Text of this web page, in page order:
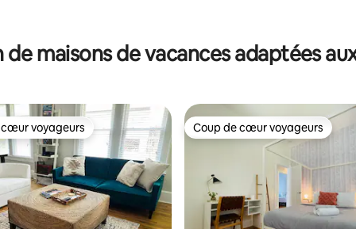
de maisons de vacances adaptées
voyageurs
voyageurs Coup de cœur voyageurs
Coup de cœur voyageurs